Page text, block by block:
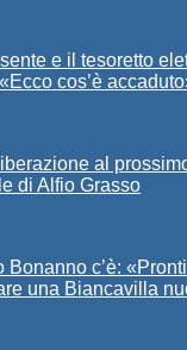
e il tesoretto
cos’è
al
di Alfio Grasso
Bonanno c’è:
una Biancavilla